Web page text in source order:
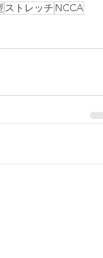
ストレッチ NCCA